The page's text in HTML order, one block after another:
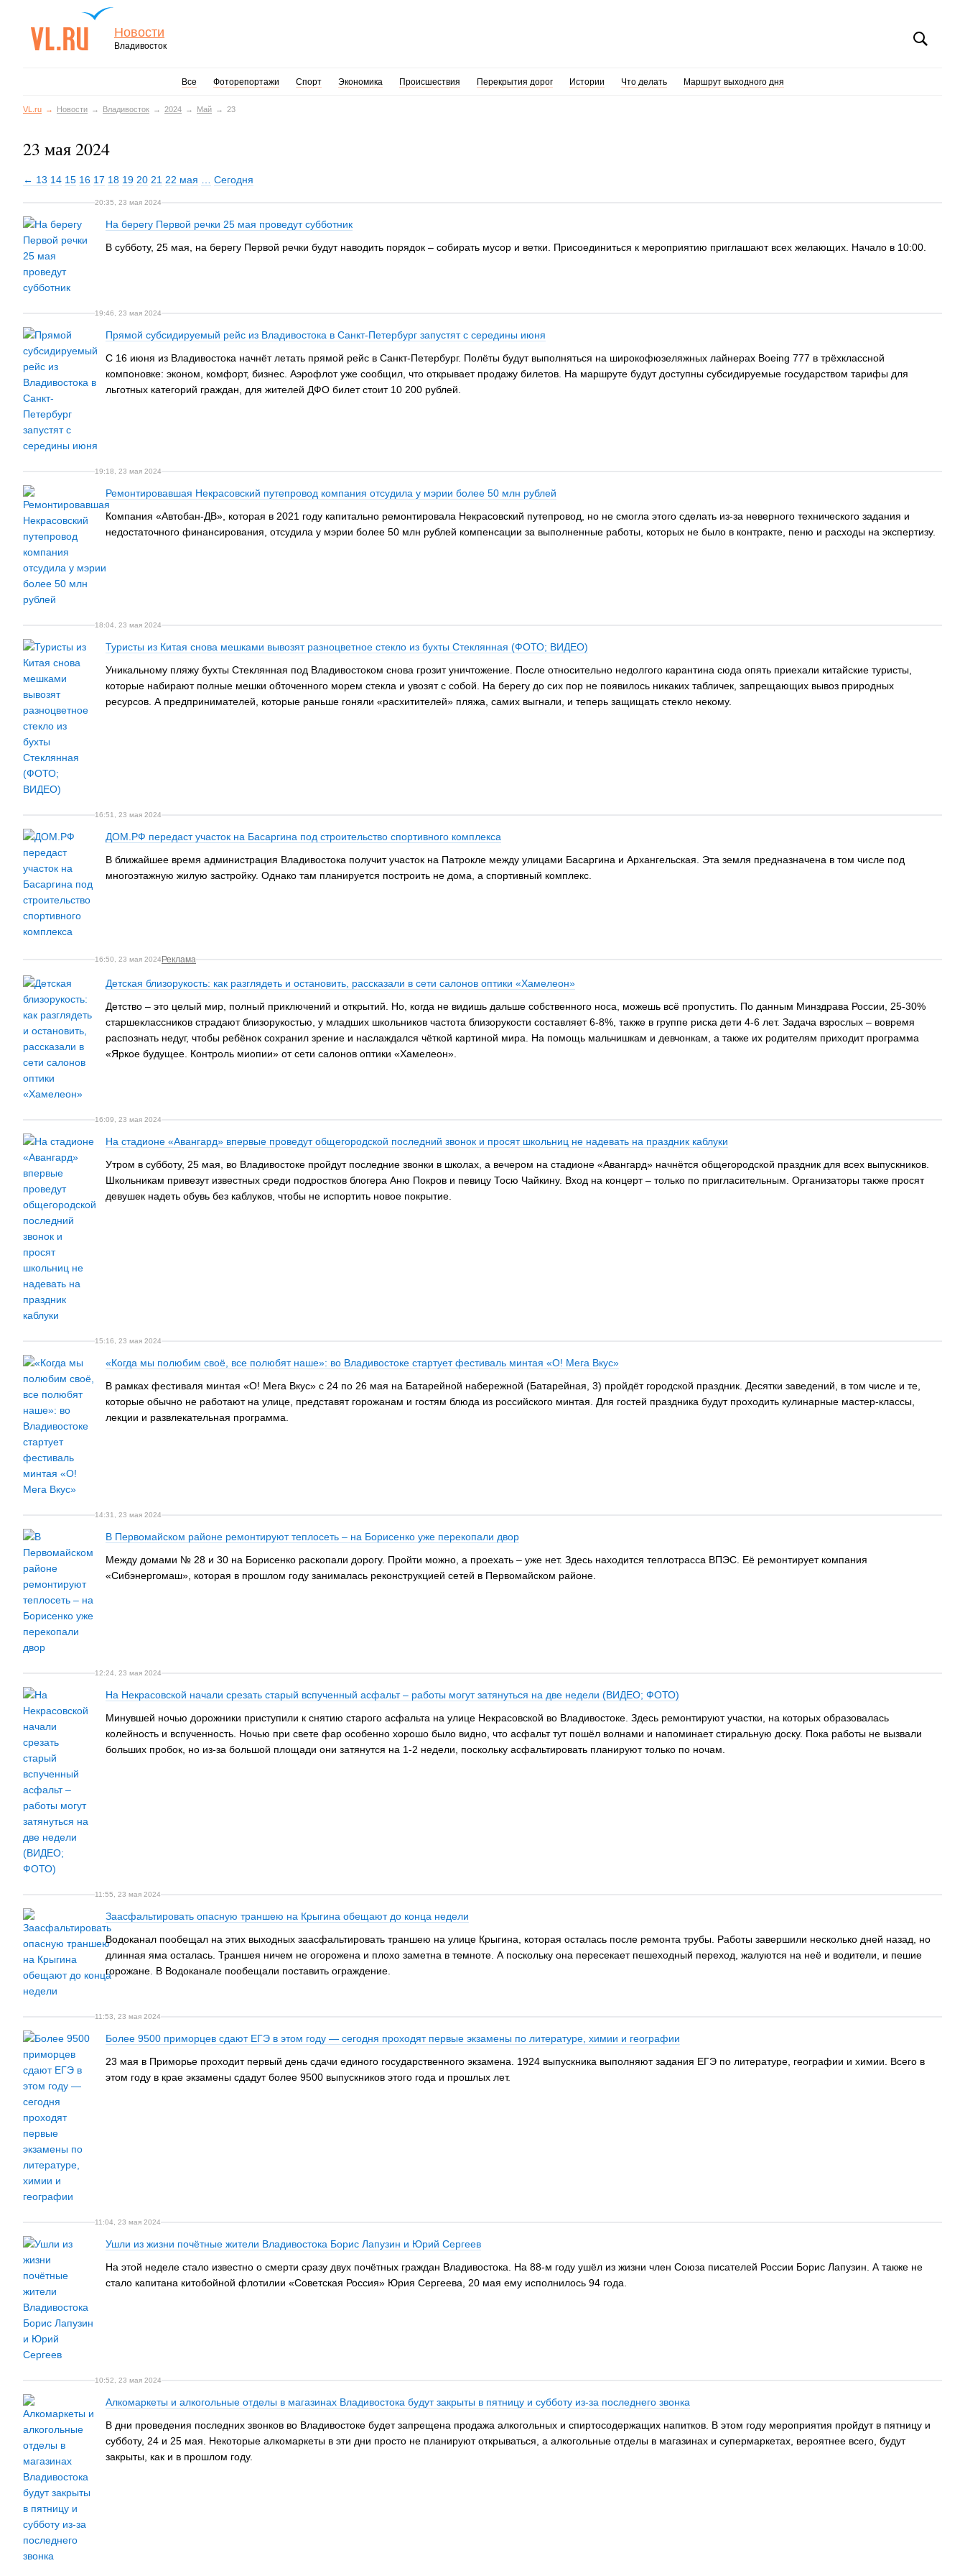
Новости
Владивосток
Все Фоторепортажи Спорт Экономика Происшествия Перекрытия дорог Истории Что делать Маршрут выходного дня
VL.ru Новости Владивосток 2024 Май 23
23 мая 2024
← 13 14 15 16 17 18 19 20 21 22 мая Сегодня
20:35, 23 мая 2024
На берегу Первой речки 25 мая проведут субботник
В субботу, 25 мая, на берегу Первой речки будут наводить порядок – собирать мусор и ветки. Присоединиться к мероприятию приглашают всех желающих. Начало в 10:00.
19:46, 23 мая 2024
Прямой субсидируемый рейс из Владивостока в Санкт-Петербург запустят с середины июня
С 16 июня из Владивостока начнёт летать прямой рейс в Санкт-Петербург. Полёты будут выполняться на широкофюзеляжных лайнерах Boeing 777 в трёхклассной
компоновке: эконом, комфорт, бизнес. Аэрофлот уже сообщил, что открывает продажу билетов. На маршруте будут доступны субсидируемые государством тарифы для
льготных категорий граждан, для жителей ДФО билет стоит 10 200 рублей.
19:18, 23 мая 2024
Ремонтировавшая Некрасовский путепровод компания отсудила у мэрии более 50 млн рублей
Компания «Автобан-ДВ», которая в 2021 году капитально ремонтировала Некрасовский путепровод, но не смогла этого сделать из-за неверного технического задания и
недостаточного финансирования, отсудила у мэрии более 50 млн рублей компенсации за выполненные работы, которых не было в контракте, пеню и расходы на экспертизу.
18:04, 23 мая 2024
Туристы из Китая снова мешками вывозят разноцветное стекло из бухты Стеклянная (ФОТО; ВИДЕО)
Уникальному пляжу бухты Стеклянная под Владивостоком снова грозит уничтожение. После относительно недолгого карантина сюда опять приехали китайские туристы,
которые набирают полные мешки обточенного морем стекла и увозят с собой. На берегу до сих пор не появилось никаких табличек, запрещающих вывоз природных
ресурсов. А предпринимателей, которые раньше гоняли «расхитителей» пляжа, самих выгнали, и теперь защищать стекло некому.
16:51, 23 мая 2024
ДОМ.РФ передаст участок на Басаргина под строительство спортивного комплекса
В ближайшее время администрация Владивостока получит участок на Патрокле между улицами Басаргина и Архангельская. Эта земля предназначена в том числе под
многоэтажную жилую застройку. Однако там планируется построить не дома, а спортивный комплекс.
16:50, 23 мая 2024 Реклама
Детская близорукость: как разглядеть и остановить, рассказали в сети салонов оптики «Хамелеон»
Детство – это целый мир, полный приключений и открытий. Но, когда не видишь дальше собственного носа, можешь всё пропустить. По данным Минздрава России, 25-30%
старшеклассников страдают близорукостью, у младших школьников частота близорукости составляет 6-8%, также в группе риска дети 4-6 лет. Задача взрослых – вовремя
распознать недуг, чтобы ребёнок сохранил зрение и наслаждался чёткой картиной мира. На помощь мальчишкам и девчонкам, а также их родителям приходит программа
«Яркое будущее. Контроль миопии» от сети салонов оптики «Хамелеон».
16:09, 23 мая 2024
На стадионе «Авангард» впервые проведут общегородской последний звонок и просят школьниц не надевать на праздник каблуки
Утром в субботу, 25 мая, во Владивостоке пройдут последние звонки в школах, а вечером на стадионе «Авангард» начнётся общегородской праздник для всех выпускников.
Школьникам привезут известных среди подростков блогера Аню Покров и певицу Тосю Чайкину. Вход на концерт – только по пригласительным. Организаторы также просят
девушек надеть обувь без каблуков, чтобы не испортить новое покрытие.
15:16, 23 мая 2024
«Когда мы полюбим своё, все полюбят наше»: во Владивостоке стартует фестиваль минтая «О! Мега Вкус»
В рамках фестиваля минтая «О! Мега Вкус» с 24 по 26 мая на Батарейной набережной (Батарейная, 3) пройдёт городской праздник. Десятки заведений, в том числе и те,
которые обычно не работают на улице, представят горожанам и гостям блюда из российского минтая. Для гостей праздника будут проходить кулинарные мастер-классы,
лекции и развлекательная программа.
14:31, 23 мая 2024
В Первомайском районе ремонтируют теплосеть – на Борисенко уже перекопали двор
Между домами № 28 и 30 на Борисенко раскопали дорогу. Пройти можно, а проехать – уже нет. Здесь находится теплотрасса ВПЭС. Её ремонтирует компания
«Сибэнергомаш», которая в прошлом году занималась реконструкцией сетей в Первомайском районе.
12:24, 23 мая 2024
На Некрасовской начали срезать старый вспученный асфальт – работы могут затянуться на две недели (ВИДЕО; ФОТО)
Минувшей ночью дорожники приступили к снятию старого асфальта на улице Некрасовской во Владивостоке. Здесь ремонтируют участки, на которых образовалась
колейность и вспученность. Ночью при свете фар особенно хорошо было видно, что асфальт тут пошёл волнами и напоминает стиральную доску. Пока работы не вызвали
больших пробок, но из-за большой площади они затянутся на 1-2 недели, поскольку асфальтировать планируют только по ночам.
11:55, 23 мая 2024
Заасфальтировать опасную траншею на Крыгина обещают до конца недели
Водоканал пообещал на этих выходных заасфальтировать траншею на улице Крыгина, которая осталась после ремонта трубы. Работы завершили несколько дней назад, но
длинная яма осталась. Траншея ничем не огорожена и плохо заметна в темноте. А поскольку она пересекает пешеходный переход, жалуются на неё и водители, и пешие
горожане. В Водоканале пообещали поставить ограждение.
11:53, 23 мая 2024
Более 9500 приморцев сдают ЕГЭ в этом году — сегодня проходят первые экзамены по литературе, химии и географии
23 мая в Приморье проходит первый день сдачи единого государственного экзамена. 1924 выпускника выполняют задания ЕГЭ по литературе, географии и химии. Всего в
этом году в крае экзамены сдадут более 9500 выпускников этого года и прошлых лет.
11:04, 23 мая 2024
Ушли из жизни почётные жители Владивостока Борис Лапузин и Юрий Сергеев
На этой неделе стало известно о смерти сразу двух почётных граждан Владивостока. На 88-м году ушёл из жизни член Союза писателей России Борис Лапузин. А также не
стало капитана китобойной флотилии «Советская Россия» Юрия Сергеева, 20 мая ему исполнилось 94 года.
10:52, 23 мая 2024
Алкомаркеты и алкогольные отделы в магазинах Владивостока будут закрыты в пятницу и субботу из-за последнего звонка
В дни проведения последних звонков во Владивостоке будет запрещена продажа алкогольных и спиртосодержащих напитков. В этом году мероприятия пройдут в пятницу и
субботу, 24 и 25 мая. Некоторые алкомаркеты в эти дни просто не планируют открываться, а алкогольные отделы в магазинах и супермаркетах, вероятнее всего, будут
закрыты, как и в прошлом году.